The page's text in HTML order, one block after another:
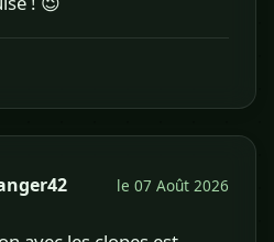
le 07 Août 2026